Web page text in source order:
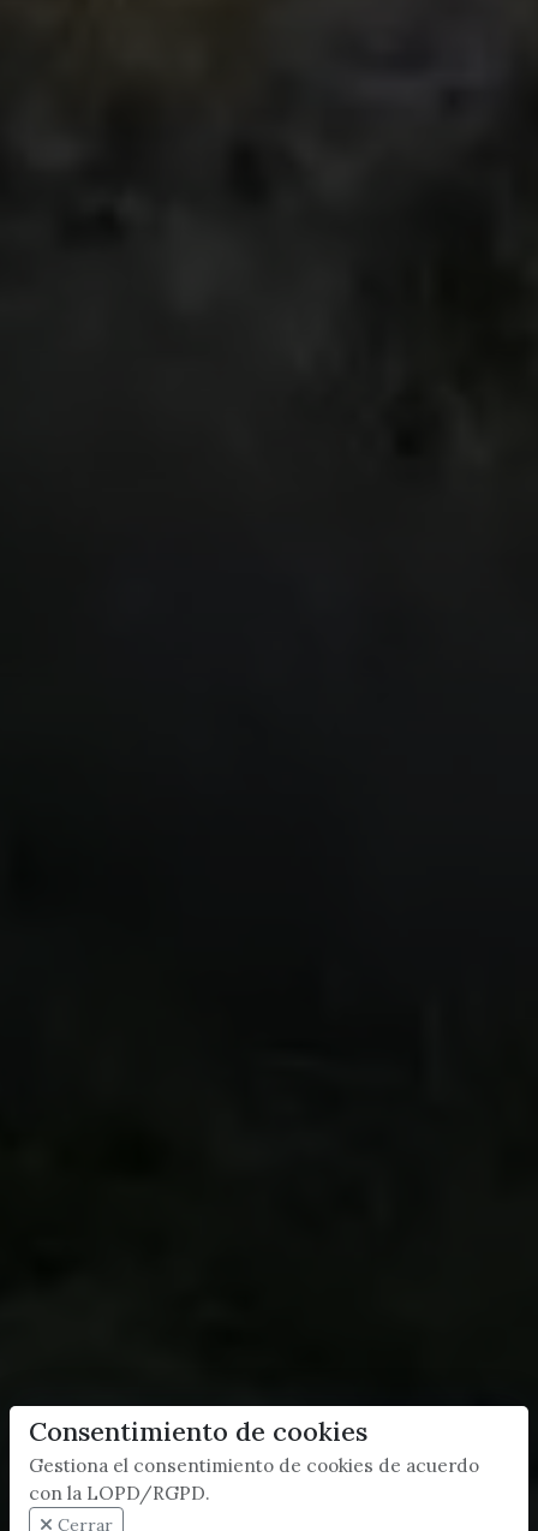
Consentimiento de cookies
Gestiona el consentimiento de cookies de acuerdo
con la LOPD/RGPD.
Cerrar